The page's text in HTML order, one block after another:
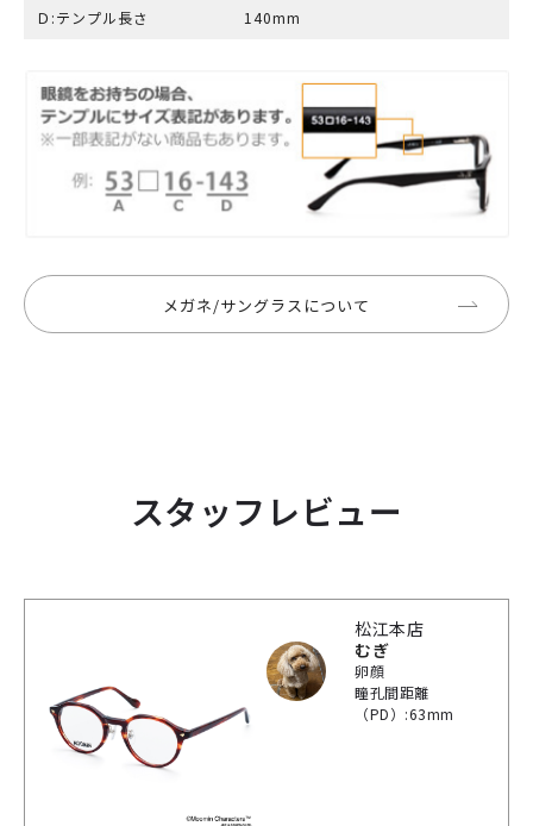
Ｄ:テンプル長さ 140mm
メガネ/サングラスについて
スタッフレビュー
松江本店
むぎ
卵顔
瞳孔間距離
（PD）:63mm